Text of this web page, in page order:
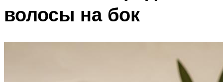
волосы на бок